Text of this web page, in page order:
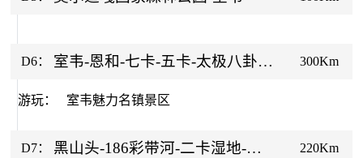
D6： 300Km
室韦-恩和-七卡-五卡-太极八卦
游玩： 室韦魅力名镇景区
D7： 220Km
黑山头-186彩带河-二卡湿地-猛